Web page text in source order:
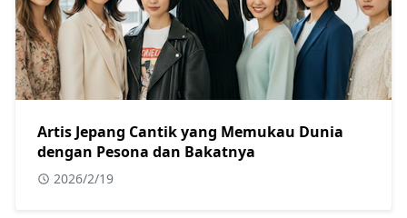
Artis Jepang Cantik yang Memukau Dunia
dengan Pesona dan Bakatnya
2026/2/19